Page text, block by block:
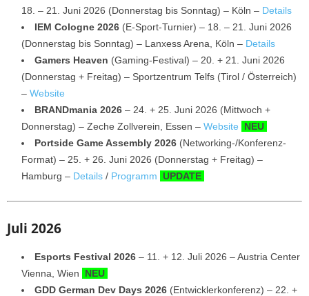
18. – 21. Juni 2026 (Donnerstag bis Sonntag) – Köln – Details
IEM Cologne 2026 (E-Sport-Turnier) – 18. – 21. Juni 2026
(Donnerstag bis Sonntag) – Lanxess Arena, Köln – Details
Gamers Heaven (Gaming-Festival) – 20. + 21. Juni 2026
(Donnerstag + Freitag) – Sportzentrum Telfs (Tirol / Österreich)
– Website
BRANDmania 2026 – 24. + 25. Juni 2026 (Mittwoch +
Donnerstag) – Zeche Zollverein, Essen – Website
NEU
Portside Game Assembly 2026 (Networking-/Konferenz-
Format) – 25. + 26. Juni 2026 (Donnerstag + Freitag) –
Hamburg – Details / Programm UPDATE
Juli 2026
Esports Festival 2026 – 11. + 12. Juli 2026 – Austria Center
Vienna, Wien
NEU
GDD German Dev Days 2026 (Entwicklerkonferenz) – 22. +